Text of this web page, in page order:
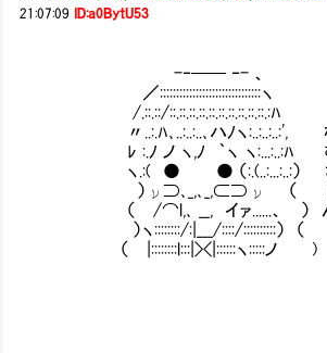
21:07:09
ID:a0BytU53
-‐── ‐- 、
／:::::::::::::::::::::::::::::::ヽ うー
/.::.::/::.::.::.::.::.::.::.::.::.::.:ﾊ
〃..:.ﾊ､..:..:..､ハﾉヽ:..:..:..:', な そ
ﾚ :.ﾉ ノ ヽ,ﾉ ｀ヽ ヽ:...:..:ﾊ
ヽ.:( ● ● （:.(..:...:..:） さ （しかし
）ν⊃､_,､_,⊂⊃ν （ ｌ でなければ
（ /⌒l,､ __, イァ......、 ）
）ヽ::::::::/:|___/::::/::::::::::） （
（ |::::::::l:::|><|::::::ヽ:::::ノ )